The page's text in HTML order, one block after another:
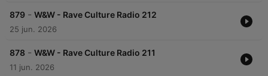
879 - W&W - Rave Culture Radio 212
25 jun. 2026
878 - W&W - Rave Culture Radio 211
11 jun. 2026